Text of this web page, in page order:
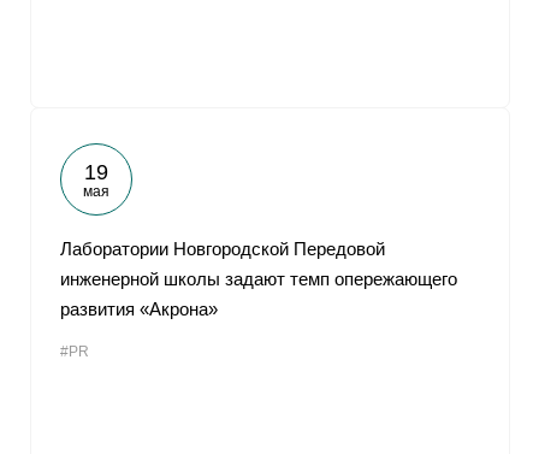
19
мая
Лаборатории Новгородской Передовой
инженерной школы задают темп опережающего
развития «Акрона»
#PR